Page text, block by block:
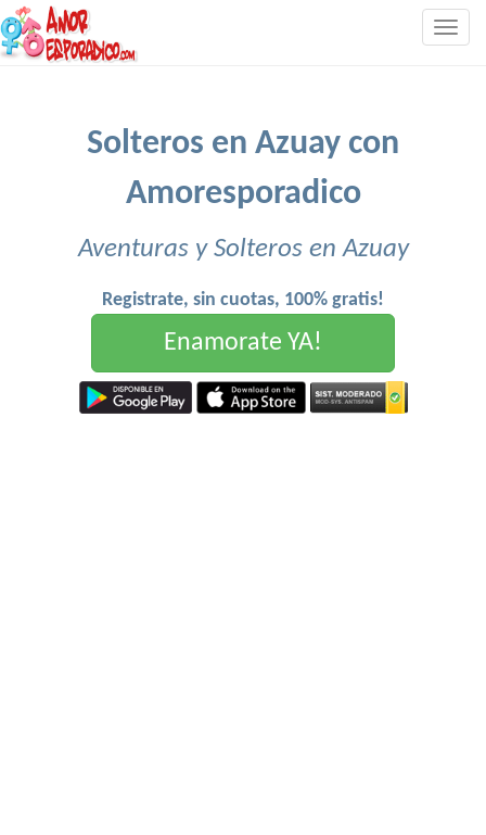
Solteros en Azuay con
Amoresporadico
Aventuras y Solteros en Azuay
Registrate, sin cuotas, 100% gratis!
Enamorate YA!